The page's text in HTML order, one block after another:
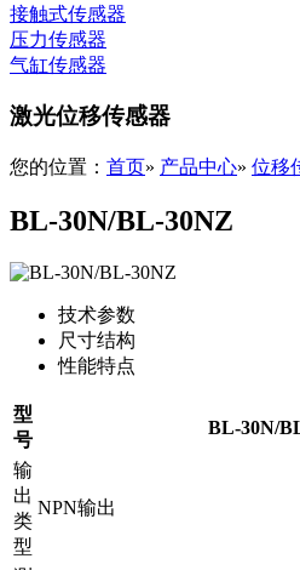
接触式传感器
压力传感器
气缸传感器
激光位移传感器
您的位置： 首页» 产品中心» 位移
BL-30N/BL-30NZ
技术参数
尺寸结构
性能特点
型
号
BL-30N/
输
出
类
型
NPN输出